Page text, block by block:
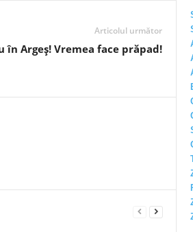
Articolul următor
în Argeș! Vremea face prăpad!